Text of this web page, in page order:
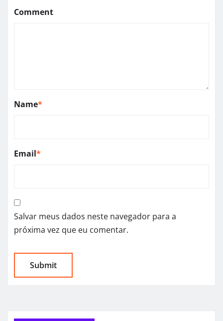
Comment
Name*
Email*
Salvar meus dados neste navegador para a
próxima vez que eu comentar.